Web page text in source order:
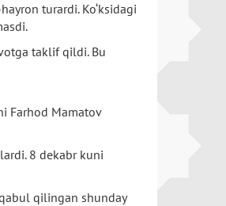
turardi. Ko‘ksidagi
taklif qildi. Bu
Farhod Mamatov
8 dekabr kuni
qilingan shunday